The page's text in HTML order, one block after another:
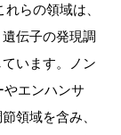
らの領域は、
伝子の発現調
います。ノン
エンハンサ
領域を含み、